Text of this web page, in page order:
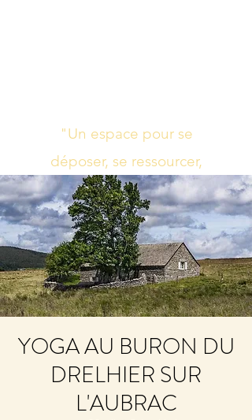
"Un espace pour se
déposer, se ressourcer,
s’harmoniser"
YOGA AU BURON DU
DRELHIER SUR
L'AUBRAC